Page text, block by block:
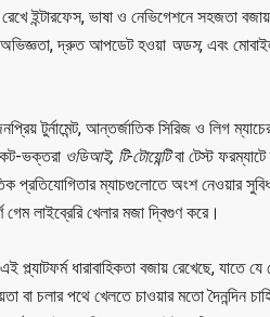
ইন্টারফেস, ভাষা ও নেভিগেশনে সহজতা
দ্রুত আপডেট হওয়া অডস, এবং
টুর্নামেন্ট, আন্তর্জাতিক সিরিজ ও লিগ
ভক্তরা ওডিআই, টি-টোয়েন্টিবা টেস্ট ফরম্যাটে
প্রতিযোগিতার ম্যাচগুলোতে অংশ নেওয়ার
লাইব্রেরি খেলার মজা দ্বিগুণ করে।
ধারাবাহিকতা বজায় রেখেছে, যাতে
বা চলার পথে খেলতে চাওয়ার মতো দৈনন্দিন